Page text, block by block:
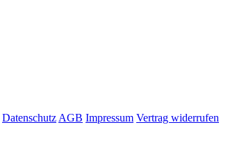
DatenschutzAGB Impressum Vertrag widerrufen